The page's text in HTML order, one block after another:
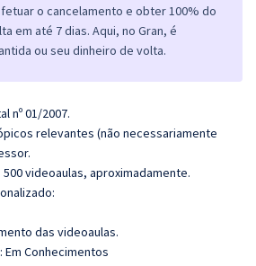
o cancelamento e obter 100% do
em até 7 dias. Aqui, no Gran, é
ou seu dinheiro de volta.
nº 01/2007.
relevantes (não necessariamente
videoaulas, aproximadamente.
das videoaulas.
Conhecimentos